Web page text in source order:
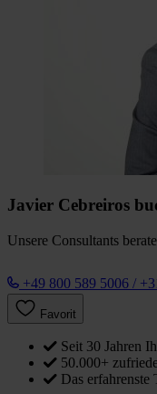
Javier Cebreiros
Unsere Consultants
+49 800 589 5006 /
Favorit
Seit 30 Jahren
50.000+
Das erfahrenste